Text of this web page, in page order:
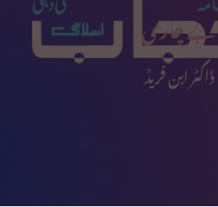
بے چاری
ڈاکٹر ابن فریدؒ